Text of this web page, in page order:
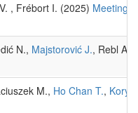
, Frébort I. (2025) Meeting
N., Majstorović J., Rebl A.,
M., Ho Chan T.,